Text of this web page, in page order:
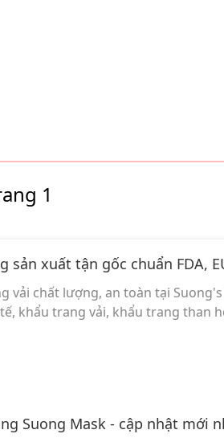
1
sản xuất tận gốc chuẩn FDA,
vải chất lượng, an toàn tại
khẩu trang vải, khẩu trang than
Suong Mask - cập nhật mới